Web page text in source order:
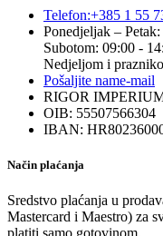
Telefon:+385 1 55
Ponedjeljak –
Subotom: 09:00 -
Nedjeljom i
Pošaljite name-mail
RIGOR
OIB: 55507566304
IBAN:
Način plaćanja
Sredstvo plaćanja u
Mastercard i Maestro) za